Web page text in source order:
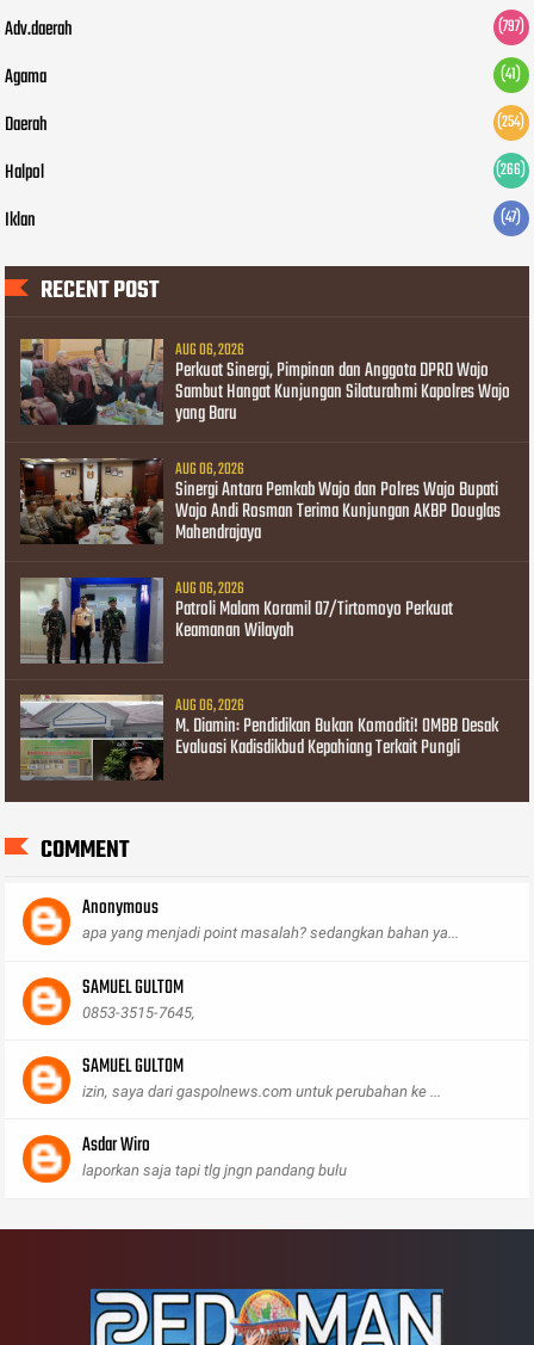
Adv.daerah (797)
Agama (41)
Daerah (254)
Halpol (266)
Iklan (47)
RECENT POST
AUG 06, 2026
Perkuat Sinergi, Pimpinan dan Anggota DPRD Wajo
Sambut Hangat Kunjungan Silaturahmi Kapolres Wajo
yang Baru
AUG 06, 2026
Sinergi Antara Pemkab Wajo dan Polres Wajo Bupati
Wajo Andi Rosman Terima Kunjungan AKBP Douglas
Mahendrajaya
AUG 06, 2026
Patroli Malam Koramil 07/Tirtomoyo Perkuat
Keamanan Wilayah
AUG 06, 2026
M. Diamin: Pendidikan Bukan Komoditi! OMBB Desak
Evaluasi Kadisdikbud Kepahiang Terkait Pungli
COMMENT
Anonymous
apa yang menjadi point masalah? sedangkan bahan ya...
SAMUEL GULTOM
0853-3515-7645,
SAMUEL GULTOM
izin, saya dari gaspolnews.com untuk perubahan ke ...
Asdar Wiro
laporkan saja tapi tlg jngn pandang bulu